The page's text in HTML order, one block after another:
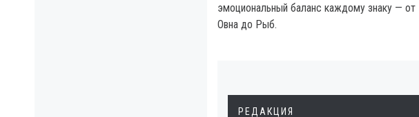
эмоциональный баланс каждому знаку — от
Овна до Рыб.
РЕДАКЦИЯ